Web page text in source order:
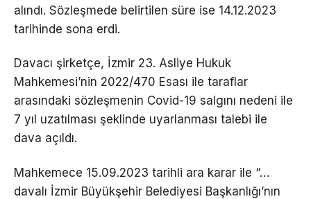
alındı. Sözleşmede belirtilen süre ise 14.12.2023
tarihinde sona erdi.
Davacı şirketçe, İzmir 23. Asliye Hukuk
Mahkemesi’nin 2022/470 Esası ile taraflar
arasındaki sözleşmenin Covid-19 salgını nedeni ile
7 yıl uzatılması şeklinde uyarlanması talebi ile
dava açıldı.
Mahkemece 15.09.2023 tarihli ara karar ile “…
davalı İzmir Büyükşehir Belediyesi Başkanlığı’nın